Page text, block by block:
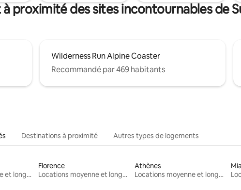
à proximité des sites incontournables de
Wilderness Run Alpine Coaster
Recommandé par 469 habitants
Destinations à proximité Autres types de logements
Locations moyenne et longue durée
Florence
Locations moyenne et longue durée
Athènes
Locations moyenne et longue durée